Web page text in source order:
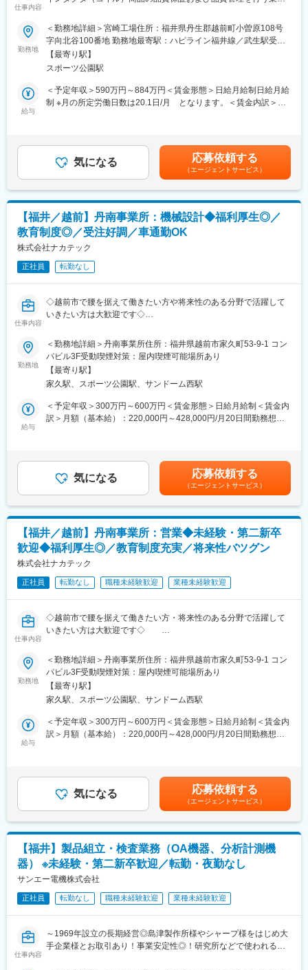
として、CO2排出抑制といった世界的な環境課題に最前線で取り
・新商品の量産立ち上げへの貢献
新設された研究開発センタ等から生み出される次世代製品の立ち
上げにおいて、インフラ構築の面から量産化を支える重要な役割
変更の範囲：会社の定める業務
仕事内容
既存生産品に加え、新商品の立ち上げに関わる品質保証を担当し
ていただきます。
■詳細
・インダクタ商品の品質保証、品質管理業務
・新商品立ち上げ時の品質保証・管理
・顧客からの品質要求に対する対応・進化
■携わる商品
高周波インダクタ（コイル）、ノイズフィルター…数100MHzか
ら数GHzまでの高周波数帯域で使用されるインダクタ。主に携帯
■この仕事の面白さ・魅力
・世界中の電子機器を支える製品の「品質の番人」として、開発
段階から製品の信頼性を担保し、顧客満足と社会貢献を両立させ
るポジションです。
・開発の初期段階から製品化までの全工程に関与する広範な製品
知識の習得いただけます。
・顧客の要求水準を理解し、社内技術と折衝して品質を形にする
調整力が身につきます。
・「ムラタ品質」というブランドを守り抜くことによる、技術者
としての誇りを感じられます。
変更の範囲：会社の定める業務
勤務地
＜勤務地詳細＞宮崎工場住所：福井県丹生郡越前町小曽原108号
字向北谷100番地 勤務地最寄駅：ハピライン福井線／武生駅受動
喫煙対策：敷地内全面禁煙変更の範囲：会社の定める事業所（リ
モートワーク含む）
【最寄り駅】
スポーツ公園駅
給与
＜予定年収＞590万円～884万円＜賃金形態＞日給月給制日給月給
制 ※月の所定労働日数は20.1日/月 となります。＜賃金内訳＞月
はあくまでも目安の金額であり、選考を通じて上下する可能性が
あります。月給(月額)は固定手当を含めた表記です。
気になる 応募依頼する
（エージェントサービス）
【福井／越前】丹南事業所：機械設計◆福利厚生◎／
教育制度◎／受注好調／車通勤OK
株式会社ナカテック
正社員 転勤なし
仕事内容
◇越前市で腰を据えて働きたい方や将来性のある分野で活躍して
いきたい方は大歓迎です◇
幅広い産業において機械製作/プラントエンジニアリング/メンテナ
ンス/検査を手掛けるサービスエンジニアリング企業である当社に
おいて、機械設計ポジションの募集です。 当社は社内行事の開催
等、社員同士の交流が活発◎ワークライフバランスを保てるよう
制度・福利厚生の充実を図っています◎
■業務概要：
◎入社後は専門分野について知識やスキルを深め、既存ルートの
掘り下げや受注拡大の一躍を担って頂くこと期待します。
ービスエンジニアリング企業です。エネルギー、化学、水、医
療、メカトロニクス・エレクトロニクス、食品飲料分野といった
多彩な産業シーンで活躍しています。
＜サービス＞
自動化・省力化、専用機械設計製作、電子半導体装置設計製作、
各種プラントの設計施工、設備工事、保全・メンテナンス、等
＜業務請負対象業界＞
高圧ガス／エネルギー／化学／製薬／医療／電子／食品／水
■当社の魅力・社風：
ているためベンチャー気質です。
入社1年で事業チームのリーダーを任せることもあるくらい年功序
列はほぼありませんので、裁量が大きい仕事に携わるチャンスも
あります。
のご応募をお待ちしております。
従業員の心と体の健康をサポートする体制づくりに力を入れてい
ます。
勤務地
＜勤務地詳細＞丹南事業所住所：福井県越前市家久町53-9-1 コン
パビル3F受動喫煙対策：屋内喫煙可能場所あり
【最寄り駅】
家久駅、スポーツ公園駅、サンドーム西駅
給与
＜予定年収＞300万円～600万円＜賃金形態＞日給月給制＜賃金内
訳＞月額（基本給）：220,000円～428,000円/月20日間勤務想定
3％）■賞与：あり賃金はあくまでも目安の金額であり、選考を通
じて上下する可能性があります。月給(月額)は固定手当を含めた表
記です。
気になる 応募依頼する
（エージェントサービス）
【福井／越前】丹南事業所：営業◆未経験・第二新卒
歓迎◆福利厚生◎／教育制度充実／将来性バツグン
株式会社ナカテック
正社員 転勤なし 職種未経験歓迎 業種未経験歓迎
仕事内容
◇越前市で腰を据えて働きたい方・将来性のある分野で活躍して
いきたい方は大歓迎です◇
慣れるまでしっかりとサポートしますのでご安心ください！
当社は社内行事の開催等、社員同士の交流が活発◎ワークライフ
バランスを保てるよう制度・福利厚生の充実を図っています◎
■業務概要：
電子部品／各種半導体装置／FA機器分野において、専門分野の営
業網の構築や、新規顧客開拓／受注拡大に向けた営業活動を行い
■業務詳細：
・担当顧客への定期訪問
・新商品、新サービスの紹介／販促
・顧客データの更新／管理
・商品の利用促進案の企画／提案など
■当社について：
ナカテックグループは、お客さまのさまざまな課題を解決するサ
ービスエンジニアリング企業です。エネルギー、化学、水、医
療、メカトロニクス・エレクトロニクス、食品飲料分野といった
多彩な産業シーンで活躍しています。
＜サービス＞
勤務地
＜勤務地詳細＞丹南事業所住所：福井県越前市家久町53-9-1 コン
パビル3F受動喫煙対策：屋内喫煙可能場所あり
【最寄り駅】
家久駅、スポーツ公園駅、サンドーム西駅
給与
＜予定年収＞300万円～600万円＜賃金形態＞日給月給制＜賃金内
訳＞月額（基本給）：220,000円～428,000円/月20日間勤務想定
3％）■賞与：あり賃金はあくまでも目安の金額であり、選考を通
じて上下する可能性があります。月給(月額)は固定手当を含めた表
記です。
気になる 応募依頼する
（エージェントサービス）
【福井】製品組立・検査業務（OA機器、分析計測機
器） ※未経験・第二新卒歓迎／転勤・夜勤なし
サンエー電機株式会社
正社員 転勤なし 職種未経験歓迎 業種未経験歓迎
仕事内容
～1969年設立の長期経営◎島津製作所様やシャープ様をはじめ大
手企業様とお取引あり！事業安定性◎！研究所などで使われる分